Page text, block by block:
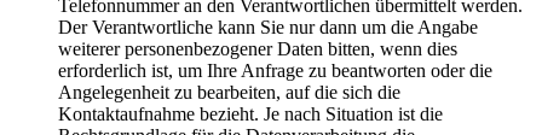
Telefonnummer an den Verantwortlichen übermittelt werden.
Der Verantwortliche kann Sie nur dann um die Angabe
weiterer personenbezogener Daten bitten, wenn dies
erforderlich ist, um Ihre Anfrage zu beantworten oder die
Angelegenheit zu bearbeiten, auf die sich die
Kontaktaufnahme bezieht. Je nach Situation ist die